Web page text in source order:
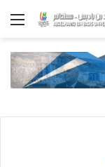
Menu